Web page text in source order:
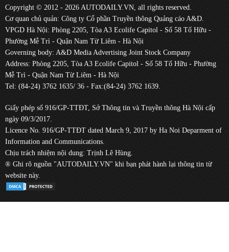
Copyright © 2012 - 2026 AUTODAILY.VN, all rights reserved.
Cơ quan chủ quản: Công ty Cổ phần Truyền thông Quảng cáo A&D.
VPGD Hà Nội: Phòng 2205, Tòa A3 Ecolife Capitol - Số 58 Tố Hữu -
Phường Mễ Trì - Quận Nam Từ Liêm - Hà Nội
Governing body: A&D Media Advertising Joint Stock Company
Address: Phòng 2205, Tòa A3 Ecolife Capitol - Số 58 Tố Hữu - Phường
Mễ Trì - Quận Nam Từ Liêm - Hà Nội
Tel: (84-24) 3762 1635/ 36 - Fax:(84-24) 3762 1639.
Giấy phép số 916/GP-TTĐT, Sở Thông tin và Truyền thông Hà Nội cấp
ngày 09/3/2017.
Licence No. 916/GP-TTĐT dated March 9, 2017 by Ha Noi Deparment of
Information and Communications.
Chịu trách nhiệm nội dung: Trịnh Lê Hùng.
® Ghi rõ nguồn "AUTODAILY.VN" khi bạn phát hành lại thông tin từ
website này.